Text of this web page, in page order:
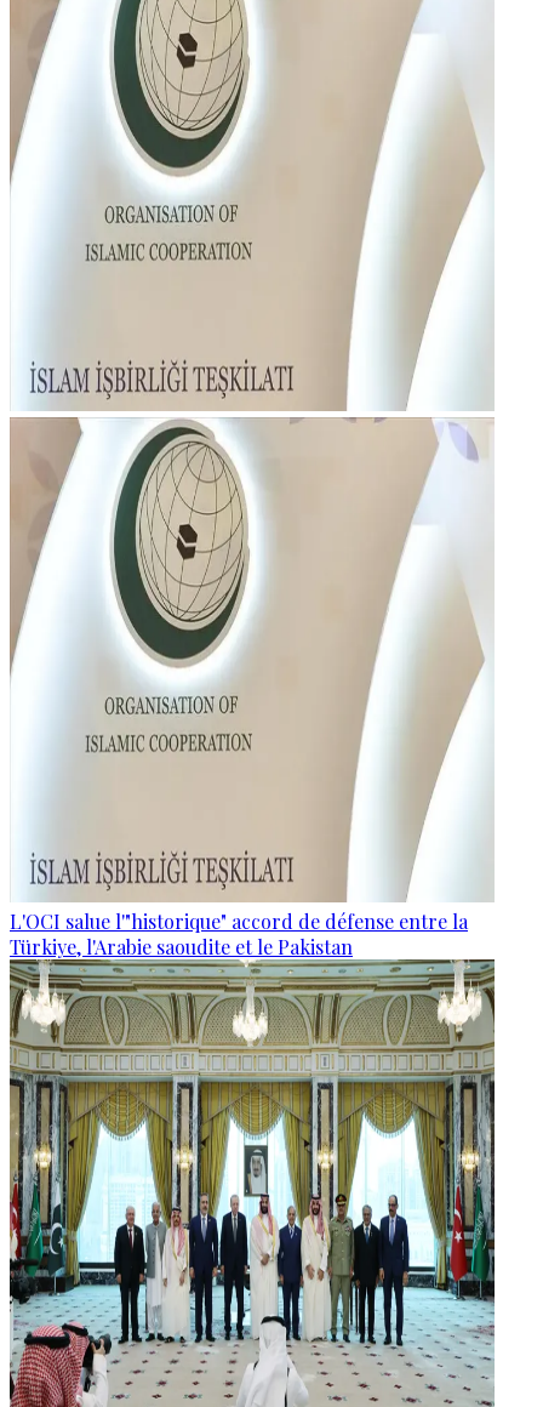
L'OCI salue l'"historique" accord de défense entre la
Türkiye, l'Arabie saoudite et le Pakistan